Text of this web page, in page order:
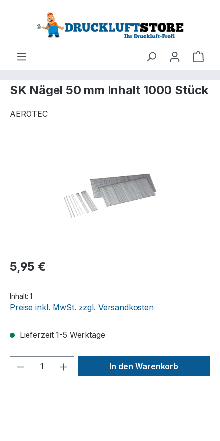
Hauptinhalt springen
Zur Suche springen
SK Nägel 50 mm Inhalt 1000 Stück
AEROTEC
5,95 €
Inhalt: 1
Preise inkl. MwSt. zzgl. Versandkosten
Lieferzeit 1-5 Werktage
Produkt Anzahl: Gib denIn den Warenkorb